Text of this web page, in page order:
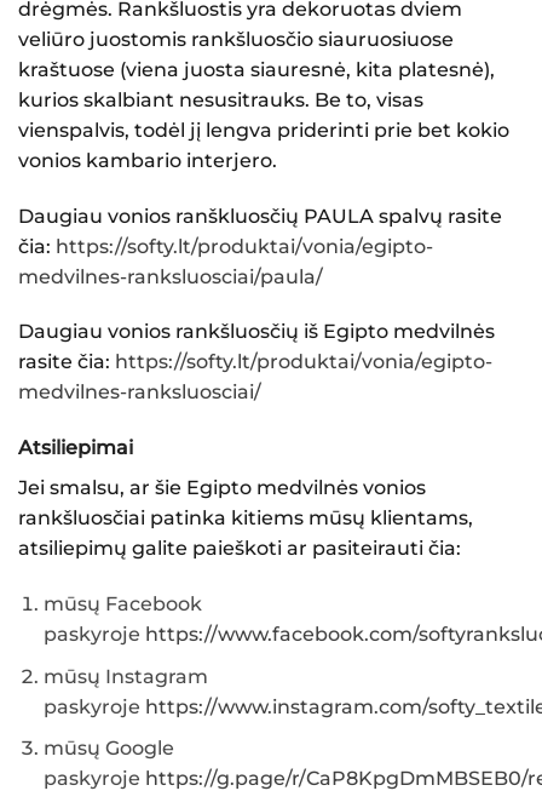
drėgmės. Rankšluostis yra dekoruotas dviem
veliūro juostomis rankšluosčio siauruosiuose
kraštuose (viena juosta siauresnė, kita platesnė),
kurios skalbiant nesusitrauks. Be to, visas
vienspalvis, todėl jį lengva priderinti prie bet kokio
vonios kambario interjero.
Daugiau vonios ranškluosčių PAULA spalvų rasite
čia: https://softy.lt/produktai/vonia/egipto-
medvilnes-ranksluosciai/paula/
Daugiau vonios rankšluosčių iš Egipto medvilnės
rasite čia: https://softy.lt/produktai/vonia/egipto-
medvilnes-ranksluosciai/
Atsiliepimai
Jei smalsu, ar šie Egipto medvilnės vonios
rankšluosčiai patinka kitiems mūsų klientams,
atsiliepimų galite paieškoti ar pasiteirauti čia:
mūsų Facebook
paskyroje https://www.facebook.com/
mūsų Instagram
paskyroje https://www.instagram.com/
mūsų Google
paskyroje https://g.page/r/CaP8KpgDmMBSEB0/